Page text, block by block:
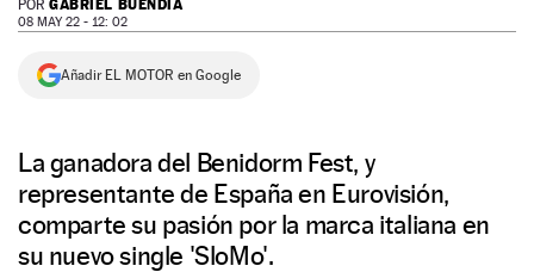
NEWSLETTER
POR GABRIEL BUENDÍA
08 MAY 22 - 12: 02
Añadir EL MOTOR en Google
La ganadora del Benidorm Fest, y
representante de España en Eurovisión,
comparte su pasión por la marca italiana en
su nuevo single 'SloMo'.